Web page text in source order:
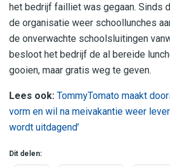
het bedrijf failliet was gegaan. Sinds
de organisatie weer schoollunches
de onverwachte schoolsluitingen
besloot het bedrijf de al bereide
gooien, maar gratis weg te geven.
Lees ook: TommyTomato maakt
vorm en wil na meivakantie weer
wordt uitdagend’
Dit delen: